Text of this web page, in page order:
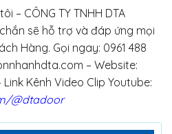
– CÔNG TY TNHH DTA
sẽ hỗ trợ và đáp ứng mọi
Hàng. Gọi ngay: 0961 488
– Website:
Kênh Video Clip Youtube:
@dtadoor